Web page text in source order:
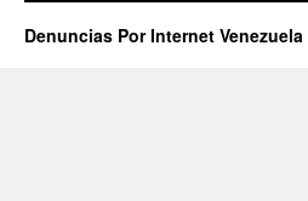
Denuncias Por Internet Venezuela